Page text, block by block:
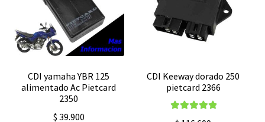
CDI yamaha YBR 125
alimentado Ac Pietcard
2350
$ 39.900
CDI Keeway dorado 250
pietcard 2366